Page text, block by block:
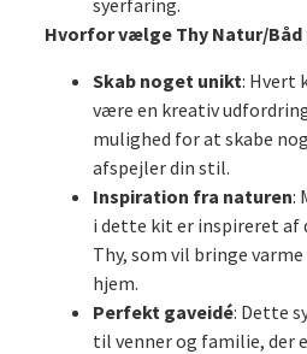
syerfaring.
Hvorfor vælge Thy Natur/Båd
Skab noget unikt: Hvert
være en kreativ
mulighed for at skabe
afspejler din stil.
Inspiration fra naturen:
i dette kit er inspireret af
Thy, som vil bringe
hjem.
Perfekt gaveidé: Dette
til venner og familie, der